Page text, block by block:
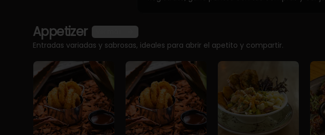
Appetizer
Entradas variadas y sabrosas, ideales para abrir el apetito y compartir.